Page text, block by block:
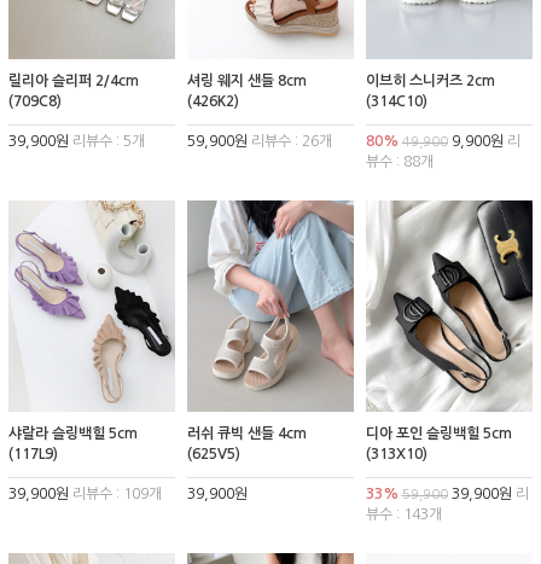
릴리아 슬리퍼 2/4cm
(709C8)
39,900원 리뷰수 : 5개
셔링 웨지 샌들 8cm
(426K2)
59,900원 리뷰수 : 26개
이브히 스니커즈 2cm
(314C10)
80% 49,9009,900원 리
뷰수 : 88개
샤랄라 슬링백힐 5cm
(117L9)
39,900원 리뷰수 : 109개
러쉬 큐빅 샌들 4cm
(625V5)
39,900원
디아 포인 슬링백힐 5cm
(313X10)
33% 59,90039,900원 리
뷰수 : 143개